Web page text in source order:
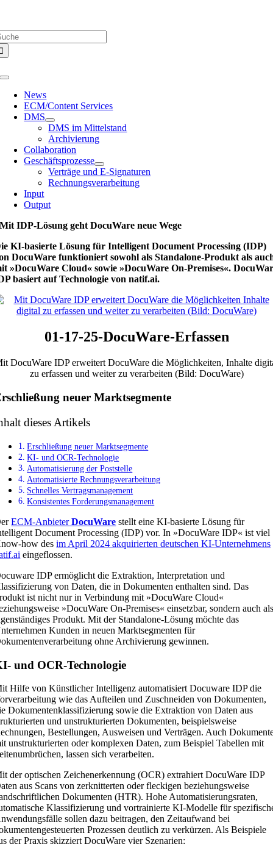
springen
Toggle
Navigation
News
ECM/Content Services
DMS
DMS im Mittelstand
Archivierung
Collaboration
Geschäftsprozesse
Verträge und E-Signaturen
Rechnungsverarbeitung
Input
Output
Mit IDP-Lösung geht DocuWare neue Wege
KI-basierte Lösung für Intelligent Document Processing (IDP)
DocuWare funktioniert sowohl als Standalone-Produkt als
»DocuWare Cloud« sowie »DocuWare On-Premises«.
basiert auf Technologie von natif.ai.
01-17-25-DocuWare-Erfassen
DocuWare IDP erweitert DocuWare die Möglichkeiten, Inhalte
zu erfassen und weiter zu verarbeiten (Bild: DocuWare)
neuer Marktsegmente
dieses Artikels
Erschließung neuer Marktsegmente
KI- und OCR-Technologie
Automatisierung der Poststelle
Automatisierte Rechnungsverarbeitung
Schnelles Vertragsmanagement
Konsistentes Forderungsmanagement
ECM-AnbieterDocuWare stellt eine KI-basierte Lösung für
Document Processing (IDP) vor. In »DocuWare IDP« ist viel
how desim April 2024 akquirierten deutschen KI-Unternehmens
eingeflossen.
IDP ermöglicht die Extraktion, Interpretation und
von Daten, die in Dokumenten enthalten sind. Das
ist nicht nur in Verbindung mit »DocuWare Cloud«
»DocuWare On-Premises« einsetzbar, sondern auch
Produkt. Mit der Standalone-Lösung möchte das
Kunden in neuen Marktsegmenten für
ohne Archivierung gewinnen.
und OCR-Technologie
Hilfe von Künstlicher Intelligenz automatisiert Docuware IDP die
wie das Aufteilen und Zuschneiden von Dokumenten,
Dokumentenklassifizierung sowie die Extraktion von Daten aus
und unstrukturierten Dokumenten, beispielsweise
Bestellungen, Ausweisen und Verträgen. Auch
unstrukturierten oder komplexen Daten, zum Beispiel Tabellen mit
lassen sich verarbeiten.
der optischen Zeichenerkennung (OCR) extrahiert DocuWare IDP
aus Scans von zerknitterten oder fleckigen beziehungsweise
Dokumenten (HTR). Hohe Automatisierungsraten,
Klassifizierung und vortrainierte KI-Modelle für
sollen dazu beitragen, den Zeitaufwand bei
Prozessen deutlich zu verkürzen. Als Beispiele
der Praxis skizziert DocuWare vier Szenarien: